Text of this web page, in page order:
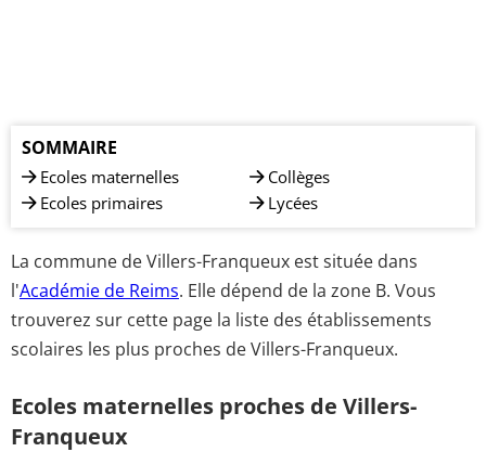
SOMMAIRE
Ecoles maternelles
Ecoles primaires
Collèges
Lycées
La commune de Villers-Franqueux est située dans
l'Académie de Reims. Elle dépend de la zone B. Vous
trouverez sur cette page la liste des établissements
scolaires les plus proches de Villers-Franqueux.
Ecoles maternelles proches de Villers-
Franqueux